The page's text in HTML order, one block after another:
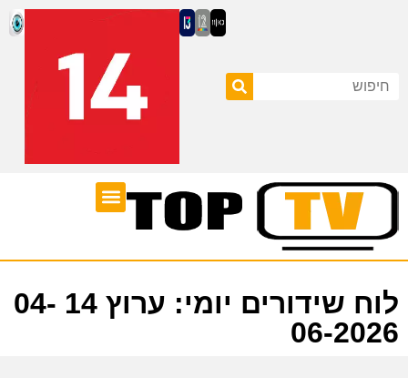
לוח שידורים יומי: ערוץ 14 04-
06-2026